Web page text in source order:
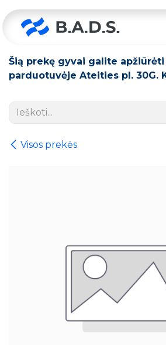
Šią prekę gyvai galite
parduotuvėje Ateities pl. 30G.
Visos prekės